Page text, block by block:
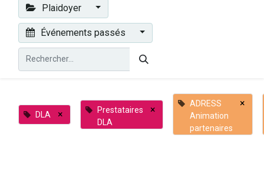
Plaidoyer
Événements passés
DLA ×
Prestataires
DLA
×
ADRESS
Animation
partenaires
×